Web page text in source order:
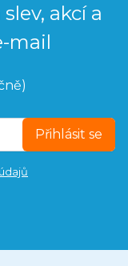
akcí a
mail
Přihlásit se